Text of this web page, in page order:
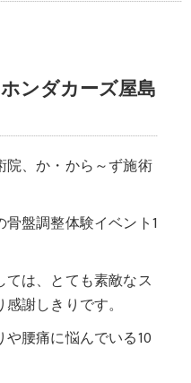
ンダカーズ屋島
、か・から～ず施術
盤調整体験イベント1
は、とても素敵なス
謝しきりです。
腰痛に悩んでいる10